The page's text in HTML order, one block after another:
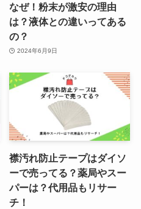
なぜ！粉末が激安の理由
は？液体との違いってある
の？
2024年6月9日
襟汚れ防止テープはダイソ
ーで売ってる？薬局やスー
パーは？代用品もリサー
チ！